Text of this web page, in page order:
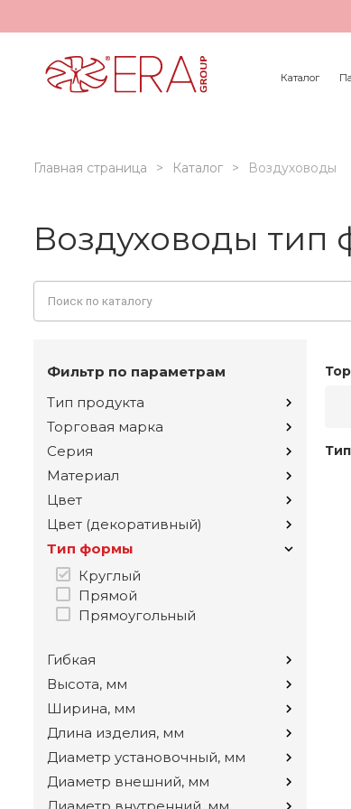
Каталог
Главная страница Каталог Воздуховоды
Воздуховоды тип
Фильтр по параметрам
Тип продукта
Торговая марка
Серия
Материал
Цвет
Цвет (декоративный)
Тип формы
Круглый
Прямой
Прямоугольный
Гибкая
Высота, мм
Ширина, мм
Длина изделия, мм
Диаметр установочный, мм
Диаметр внешний, мм